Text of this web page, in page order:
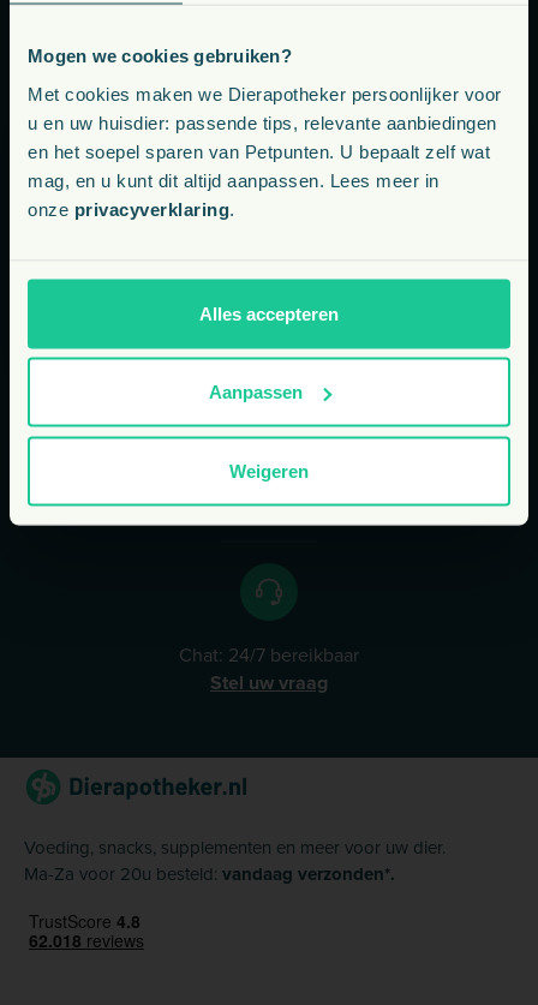
Mogen we cookies gebruiken?
Met cookies maken we Dierapotheker persoonlijker voor
u en uw huisdier: passende tips, relevante aanbiedingen
en het soepel sparen van Petpunten. U bepaalt zelf wat
mag, en u kunt dit altijd aanpassen. Lees meer in
onze privacyverklaring
Alles accepteren
Aanpassen
Weigeren
Telefoon: ma-vr bereikbaar van 9 tot 13 uur
+31 77 303 0067
info@dierapotheker.nl
WhatsApp: ma-vr bereikbaar van 9 tot 17 uur
+31 (0) 77 303 0067
Chat: 24/7 bereikbaar
Stel uw vraag
Voeding, snacks, supplementen en meer voor uw dier.
Ma-Za voor 20u besteld: vandaag verzonden*.
Kies uw land:
BE